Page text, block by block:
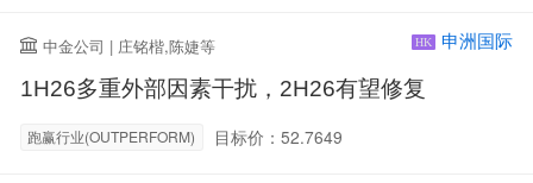
中金公司 | 庄铭楷,陈婕等 HK 申洲国际
1H26多重外部因素干扰，2H26有望修复
跑赢行业(OUTPERFORM) 目标价：52.7649